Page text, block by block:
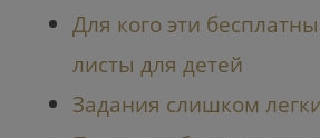
Для кого эти
листы для детей
Задания слишком